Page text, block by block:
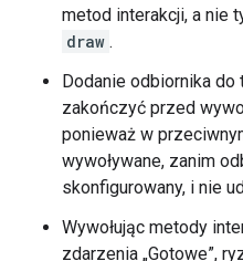
metod interakcji, a nie
draw .
Dodanie odbiornika
zakończyć przed
ponieważ w
wywoływane, zanim
skonfigurowany, i nie
Wywołując metody
zdarzenia „Gotowe”,